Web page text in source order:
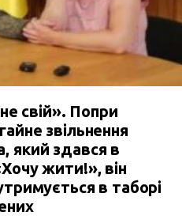
свій». Попри
звільнення
який здався в
жити!», він
в таборі